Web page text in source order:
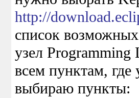
http://
список
узел Programming
всем пунктам,
выбираю пункты: